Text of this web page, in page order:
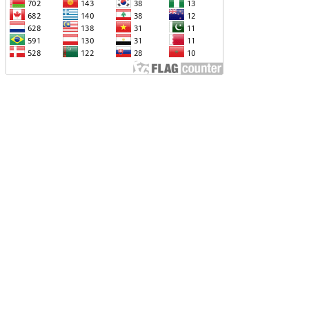
ՌՈՒՍ-ՀԱՅԿԱԿԱՆ
ՎԵՐԱԲԵՐՈՂ
ԱԴՐԲԵՋԱՆԻ ՆԿԱՏՄԱՄԲ
ՊՐԱԿՏԻԿԱՅԻՆ